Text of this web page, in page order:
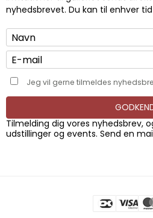
nyhedsbrevet. Du kan til enhver
Jeg vil gerne tilmeldes
Tilmelding dig vores nyhedsbrev,
udstillinger og events. Send en